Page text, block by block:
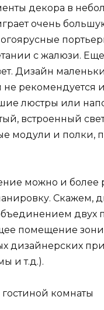
декора в
очень
с жалюзи.
Дизайн
не рекомендуется
люстры или
встроенный
модули и полки,
можно и более
Скажем,
помещение
дизайнерских
и т.д.).
комнаты